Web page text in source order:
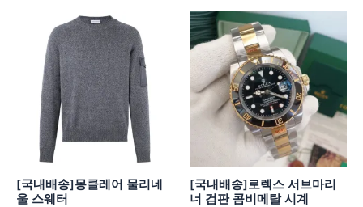
[국내배송]몽클레어 물리네
울 스웨터
[국내배송]로렉스 서브마리
너 검판 콤비메탈 시계